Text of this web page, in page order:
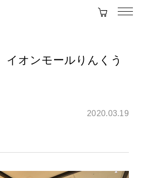
イオンモールりんくう
2020.03.19